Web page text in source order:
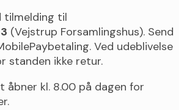
tilmelding til
(Vejstrup Forsamlingshus). Send
Ved udeblivelse
standen ikke retur.
åbner kl. 8.00 på dagen for